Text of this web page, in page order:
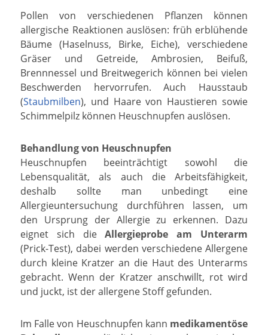
Pollen von verschiedenen Pflanzen können
allergische Reaktionen auslösen: früh erblühende
Bäume (Haselnuss, Birke, Eiche), verschiedene
Gräser und Getreide, Ambrosien, Beifuß,
Brennnessel und Breitwegerich können bei vielen
Beschwerden hervorrufen. Auch Hausstaub
(Staubmilben), und Haare von Haustieren sowie
Schimmelpilz können Heuschnupfen auslösen.
Behandlung von Heuschnupfen
Heuschnupfen beeinträchtigt sowohl die
Lebensqualität, als auch die Arbeitsfähigkeit,
deshalb sollte man unbedingt eine
Allergieuntersuchung durchführen lassen, um
den Ursprung der Allergie zu erkennen. Dazu
eignet sich dieAllergieprobe am Unterarm
(Prick-Test), dabei werden verschiedene Allergene
durch kleine Kratzer an die Haut des Unterarms
gebracht. Wenn der Kratzer anschwillt, rot wird
und juckt, ist der allergene Stoff gefunden.
Im Falle von Heuschnupfen kann medikamentöse